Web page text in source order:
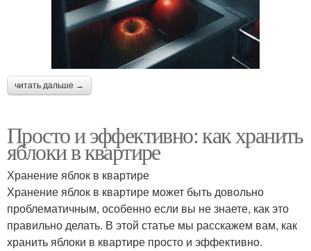
читать дальше →
Просто и эффективно: как хранить
яблоки в квартире
Хранение яблок в квартире
Хранение яблок в квартире может быть довольно
проблематичным, особенно если вы не знаете, как это
правильно делать. В этой статье мы расскажем вам, как
хранить яблоки в квартире просто и эффективно.